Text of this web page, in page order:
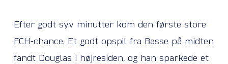
Efter godt syv minutter kom den første store
FCH-chance. Et godt opspil fra Basse på midten
fandt Douglas i højresiden, og han sparkede et